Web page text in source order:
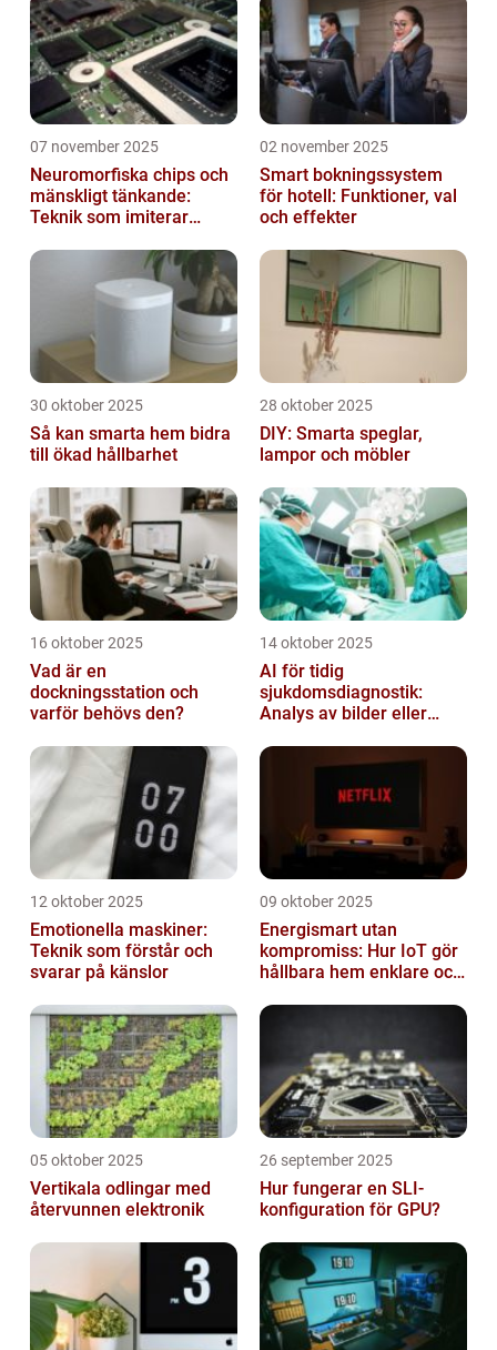
07 november 2025
Neuromorfiska chips och
mänskligt tänkande:
Teknik som imiterar
02 november 2025
Smart bokningssystem
för hotell: Funktioner, val
och effekter
30 oktober 2025
Så kan smarta hem bidra
till ökad hållbarhet
28 oktober 2025
DIY: Smarta speglar,
lampor och möbler
16 oktober 2025
Vad är en
dockningsstation och
varför behövs den?
14 oktober 2025
AI för tidig
sjukdomsdiagnostik:
Analys av bilder eller
12 oktober 2025
Emotionella maskiner:
Teknik som förstår och
svarar på känslor
09 oktober 2025
Energismart utan
kompromiss: Hur IoT gör
hållbara hem enklare och
05 oktober 2025
Vertikala odlingar med
återvunnen elektronik
26 september 2025
Hur fungerar en SLI-
konfiguration för GPU?